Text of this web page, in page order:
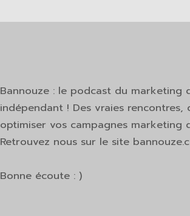
Bannouze : le podcast du marketing
indépendant ! Des vraies
optimiser vos campagnes marketing
Retrouvez nous sur le site
Bonne écoute : )